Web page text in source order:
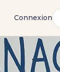
Connexion